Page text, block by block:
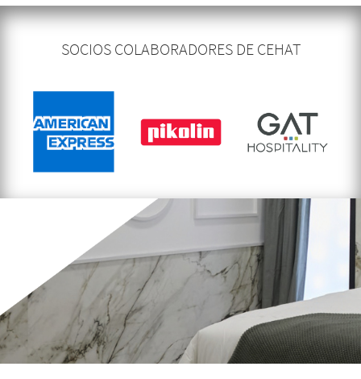
SOCIOS COLABORADORES DE CEHAT